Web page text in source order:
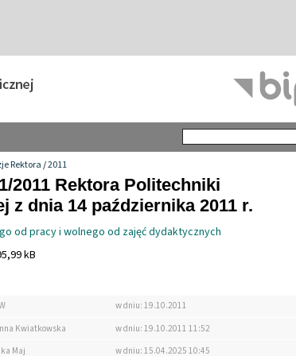
Rektora/2011
2011 Rektora Politechniki
z dnia 14 października 2011 r.
od pracy i wolnego od zajęć dydaktycznych
kB
w dniu: 19.10.2011
Kwiatkowska
w dniu: 19.10.2011 11:52
Maj
w dniu: 15.04.2025 10:45